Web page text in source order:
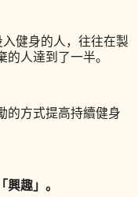
健身的人，往往在製
人達到了一半。
的方式提高持續健身
趣」。